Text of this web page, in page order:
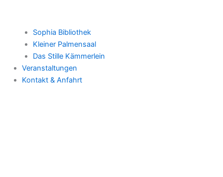
Sophia Bibliothek
Kleiner Palmensaal
Das Stille Kämmerlein
Veranstaltungen
Kontakt & Anfahrt